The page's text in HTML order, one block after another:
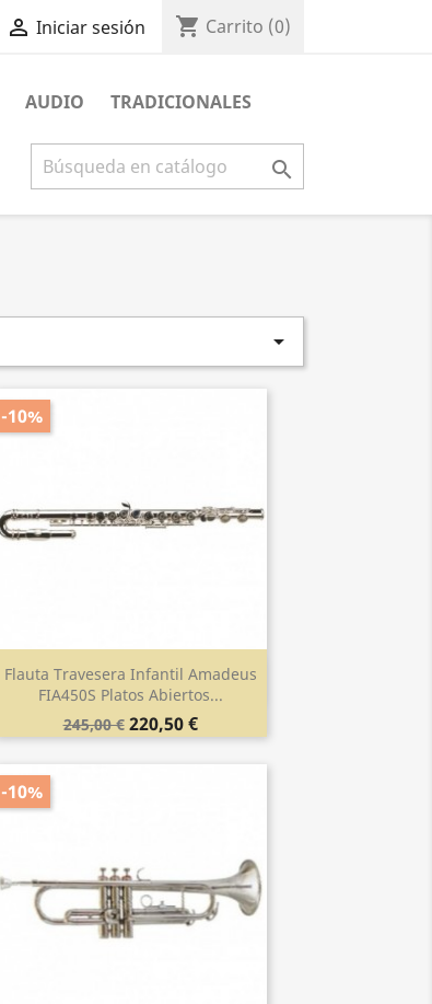
 Iniciar sesión shopping_cart Carrito (0)
AUDIO TRADICIONALES


Flauta Travesera Infantil Amadeus
FIA450S Platos Abiertos...
245,00 € 220,50 €
-10%
Vista rápida
-10%